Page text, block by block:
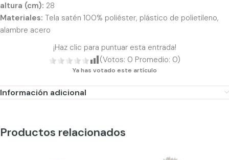
altura (cm): 28
Materiales: Tela satén 100% poliéster, plástico de polietileno,
alambre acero
¡Haz clic para puntuar esta entrada!
(Votos: 0 Promedio: 0)
Ya has votado este artículo
Información adicional
Productos relacionados